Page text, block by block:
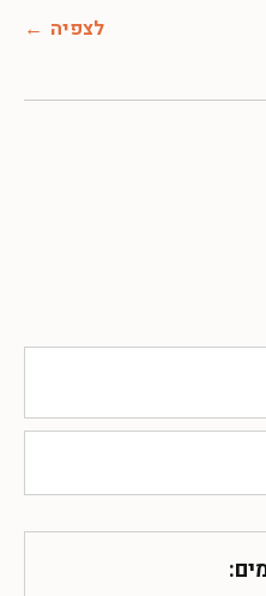
לצפיה